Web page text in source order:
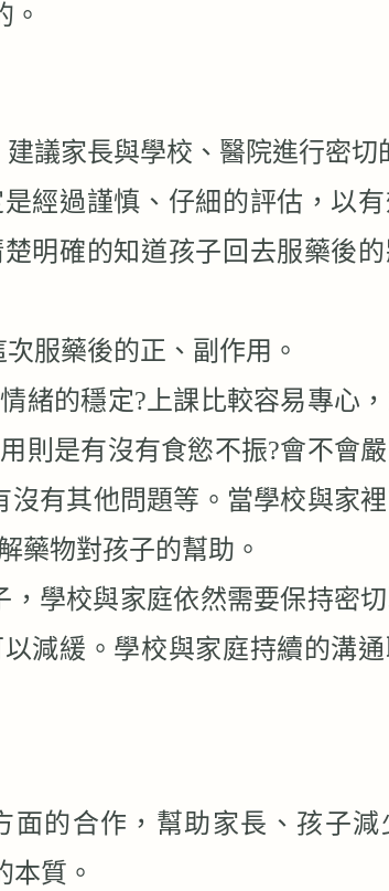
。
議家長與學校、醫院進行密切
經過謹慎、仔細的評估，以
明確的知道孩子回去服藥後
服藥後的正、副作用。
緒的穩定? 上課比較容易專心
則是有沒有食慾不振?會不會
沒有其他問題等。當學校與家
藥物對孩子的幫助。
學校與家庭依然需要保持密
減緩。學校與家庭持續的溝
面的合作，幫助家長、孩子減
本質。